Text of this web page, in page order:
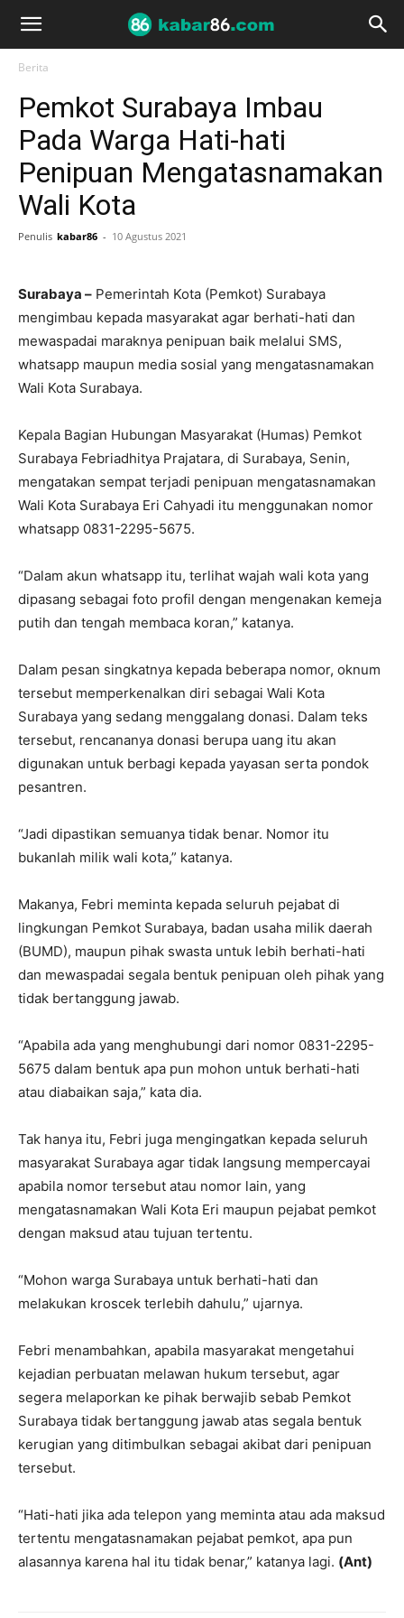
Berita
Pemkot Surabaya Imbau
Pada Warga Hati-hati
Penipuan Mengatasnamakan
Wali Kota
Penulis kabar86 - 10 Agustus 2021
Surabaya – Pemerintah Kota (Pemkot) Surabaya
mengimbau kepada masyarakat agar berhati-hati dan
mewaspadai maraknya penipuan baik melalui SMS,
whatsapp maupun media sosial yang mengatasnamakan
Wali Kota Surabaya.
Kepala Bagian Hubungan Masyarakat (Humas) Pemkot
Surabaya Febriadhitya Prajatara, di Surabaya, Senin,
mengatakan sempat terjadi penipuan mengatasnamakan
Wali Kota Surabaya Eri Cahyadi itu menggunakan nomor
whatsapp 0831-2295-5675.
“Dalam akun whatsapp itu, terlihat wajah wali kota yang
dipasang sebagai foto profil dengan mengenakan kemeja
putih dan tengah membaca koran,” katanya.
Dalam pesan singkatnya kepada beberapa nomor, oknum
tersebut memperkenalkan diri sebagai Wali Kota
Surabaya yang sedang menggalang donasi. Dalam teks
tersebut, rencananya donasi berupa uang itu akan
digunakan untuk berbagi kepada yayasan serta pondok
pesantren.
“Jadi dipastikan semuanya tidak benar. Nomor itu
bukanlah milik wali kota,” katanya.
Makanya, Febri meminta kepada seluruh pejabat di
lingkungan Pemkot Surabaya, badan usaha milik daerah
(BUMD), maupun pihak swasta untuk lebih berhati-hati
dan mewaspadai segala bentuk penipuan oleh pihak yang
tidak bertanggung jawab.
“Apabila ada yang menghubungi dari nomor 0831-2295-
5675 dalam bentuk apa pun mohon untuk berhati-hati
atau diabaikan saja,” kata dia.
Tak hanya itu, Febri juga mengingatkan kepada seluruh
masyarakat Surabaya agar tidak langsung mempercayai
apabila nomor tersebut atau nomor lain, yang
mengatasnamakan Wali Kota Eri maupun pejabat pemkot
dengan maksud atau tujuan tertentu.
“Mohon warga Surabaya untuk berhati-hati dan
melakukan kroscek terlebih dahulu,” ujarnya.
Febri menambahkan, apabila masyarakat mengetahui
kejadian perbuatan melawan hukum tersebut, agar
segera melaporkan ke pihak berwajib sebab Pemkot
Surabaya tidak bertanggung jawab atas segala bentuk
kerugian yang ditimbulkan sebagai akibat dari penipuan
tersebut.
“Hati-hati jika ada telepon yang meminta atau ada maksud
tertentu mengatasnamakan pejabat pemkot, apa pun
alasannya karena hal itu tidak benar,” katanya lagi. (Ant)